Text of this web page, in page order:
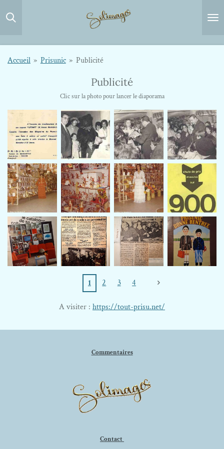
Passer
Accueil » Prisunic » Publicité
Publicité
Clic sur la photo pour lancer le diaporama
1 2 3 4
A visiter : https://tout-prisu.net/
Commentaires
Contact